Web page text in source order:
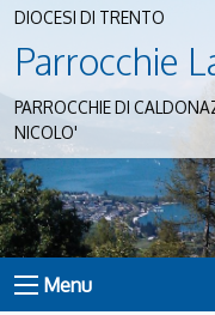
DIOCESI DI TRENTO
Parrocchie
PARROCCHIE DI
NICOLO'
Menu